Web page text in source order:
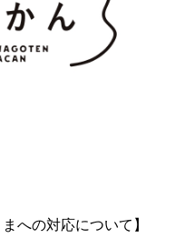
への対応について】